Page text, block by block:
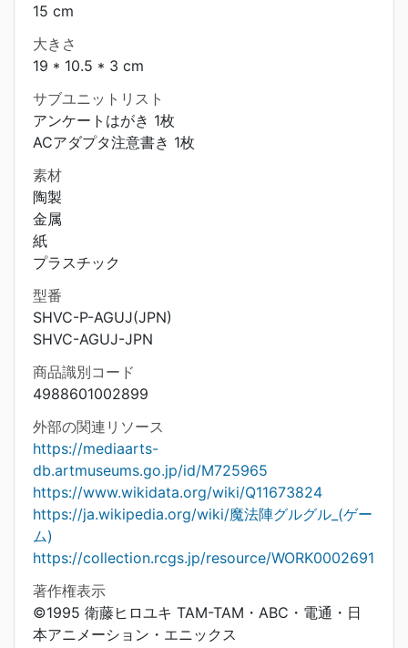
15 cm
大きさ
19 * 10.5 * 3 cm
サブユニットリスト
アンケートはがき 1枚
ACアダプタ注意書き 1枚
素材
陶製
金属
紙
プラスチック
型番
SHVC-P-AGUJ(JPN)
SHVC-AGUJ-JPN
商品識別コード
4988601002899
外部の関連リソース
https://mediaarts-
db.artmuseums.go.jp/id/M725965
https://www.wikidata.org/wiki/Q11673824
https://ja.wikipedia.org/wiki/魔法陣グルグル_(ゲー
ム)
https://collection.rcgs.jp/resource/WORK0002691
著作権表示
©1995 衛藤ヒロユキ TAM-TAM・ABC・電通・日
本アニメーション・エニックス